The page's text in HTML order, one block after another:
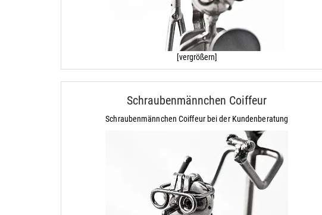
[vergrößern]
Schraubenmännchen Coiffeur
Schraubenmännchen Coiffeur bei der Kundenberatung